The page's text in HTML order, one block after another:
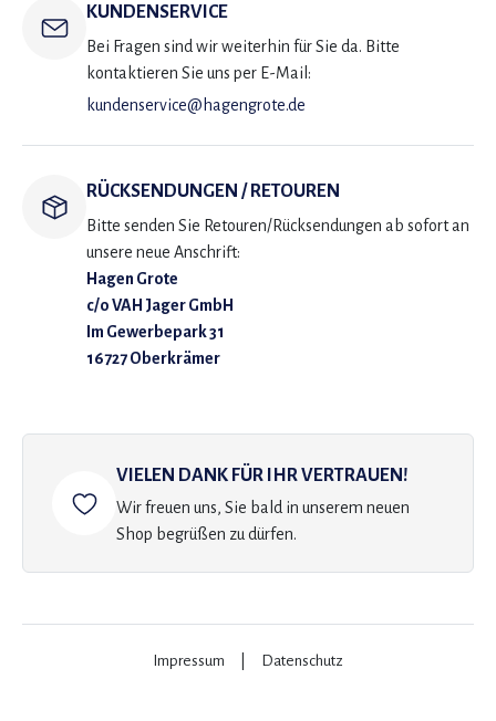
KUNDENSERVICE
Bei Fragen sind wir weiterhin für Sie da. Bitte
kontaktieren Sie uns per E-Mail:
kundenservice@hagengrote.de
RÜCKSENDUNGEN / RETOUREN
Bitte senden Sie Retouren/Rücksendungen ab sofort an
unsere neue Anschrift:
Hagen Grote
c/o VAH Jager GmbH
Im Gewerbepark 31
16727 Oberkrämer
VIELEN DANK FÜR IHR VERTRAUEN!
Wir freuen uns, Sie bald in unserem neuen
Shop begrüßen zu dürfen.
Impressum Datenschutz